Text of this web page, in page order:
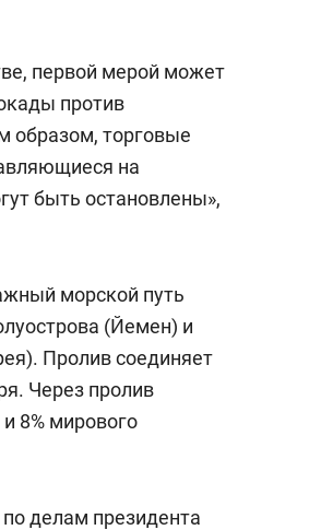
первой мерой может
против
образом, торговые
на
быть остановлены»,
морской путь
(Йемен) и
Пролив соединяет
Через пролив
8% мирового
делам президента